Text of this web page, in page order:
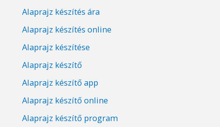
Alaprajz készítés ára
Alaprajz készítés online
Alaprajz készítése
Alaprajz készítő
Alaprajz készítő app
Alaprajz készítő online
Alaprajz készítő program